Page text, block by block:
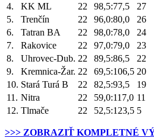
4.
KK ML 22 98,5:77,5
27
5.
Trenčín 22 96,0:80,0
26
6.
Tatran BA 22 98,0:78,0
24
7.
Rakovice 22 97,0:79,0
23
8.
Uhrovec-Dub. 22 89,5:86,5
22
9.
Kremnica-Žar. 22 69,5:106,5 20
10. Stará Turá B 22 82,5:93,5
19
11. Nitra 22 59,0:117,0 11
12. Tlmače 22 52,5:123,5 5
>>> ZOBRAZIŤ KOMPLETNÉ